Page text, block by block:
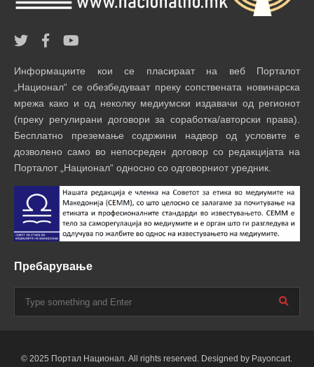
Информациите кои се пласираат на веб Порталот
„Национал“ се обезбедуваат преку сопствената новинарска
мрежа како и од неколку медиумски издавачи од регионот
(преку регулирани договори за соработка/авторски права).
Бесплатно преземање содржини надвор од условите е
дозволено само во непосреден договор со редакцијата на
Порталот „Национал“ односно со одговорниот уредник.
Пребарување
© 2025 Портал Национал. All rights reserved. Designed by Payoncart.